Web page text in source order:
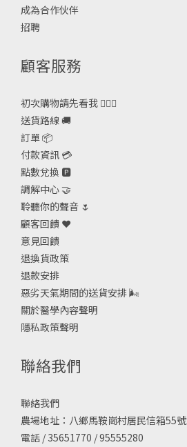
成為合作伙伴
招聘
顧客服務
初次購物請先看我 🙋🏻‍♀️
送貨路線 🚚
訂單 📦
付款資訊 💳
點數兌換 🅿️
調解中心 🤝
聆聽你的聲音 🌷
顧客回饋 ❤️
意見回饋
退換貨政策
退款安排
惡劣天氣期間的送貨安排🌬
關於醫學內容聲明
隱私政策聲明
聯絡我們
聯絡我們
農場地址：八鄉馬鞍崗村居民信箱55號
電話 / 35651770 / 95555280